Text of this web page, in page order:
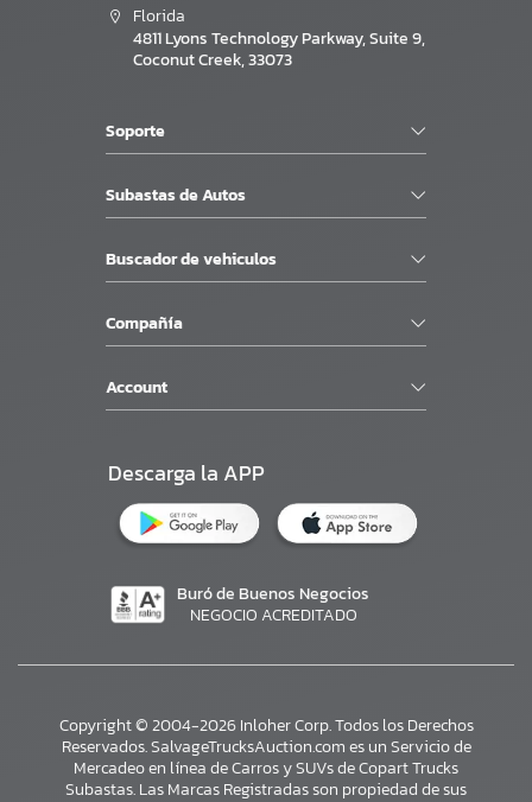
Florida
4811 Lyons Technology Parkway, Suite 9,
Coconut Creek, 33073
Soporte
Subastas de Autos
Buscador de vehiculos
Compañía
Account
Descarga la APP
Buró de Buenos Negocios
NEGOCIO ACREDITADO
Copyright © 2004-2026 Inloher Corp. Todos los Derechos
Reservados. SalvageTrucksAuction.com es un Servicio de
Mercadeo en línea de Carros y SUVs de Copart Trucks
Subastas. Las Marcas Registradas son propiedad de sus